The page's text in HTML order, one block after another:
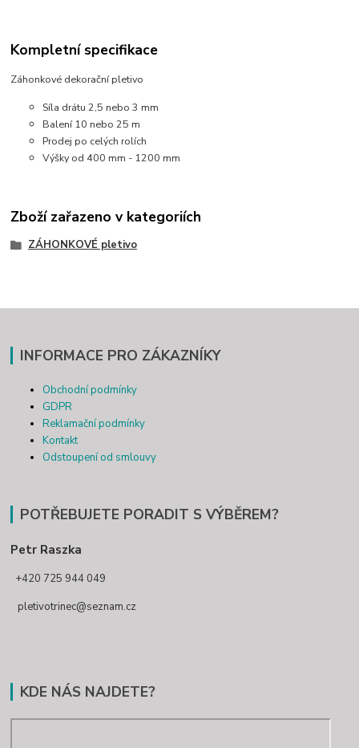
Kompletní specifikace
Záhonkové dekorační pletivo
Síla drátu 2,5 nebo 3 mm
Balení 10 nebo 25 m
Prodej po celých rolích
Výšky od 400 mm - 1200 mm
Zboží zařazeno v kategoriích
ZÁHONKOVÉ pletivo
INFORMACE PRO ZÁKAZNÍKY
Obchodní podmínky
GDPR
Reklamační podmínky
Kontakt
Odstoupení od smlouvy
POTŘEBUJETE PORADIT S VÝBĚREM?
Petr Raszka
+420 725 944 049
pletivotrinec@seznam.cz
KDE NÁS NAJDETE?